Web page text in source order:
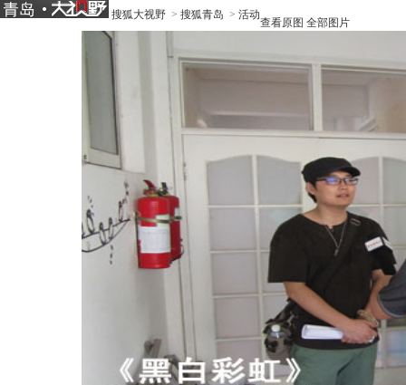
搜狐大视野 > 搜狐青岛 > 活动
查看原图 全部图片